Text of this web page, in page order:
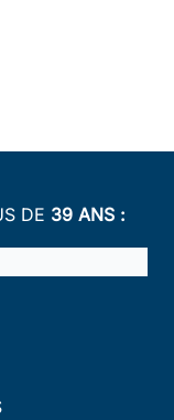
DE 39 ANS :